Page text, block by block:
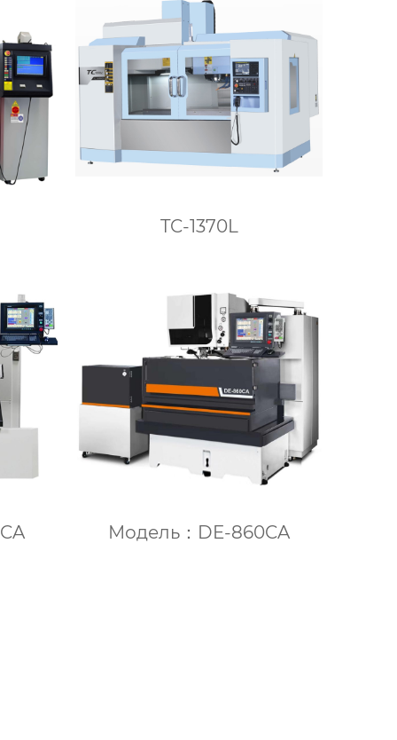
TC-1370L
Модель：DE-860CA